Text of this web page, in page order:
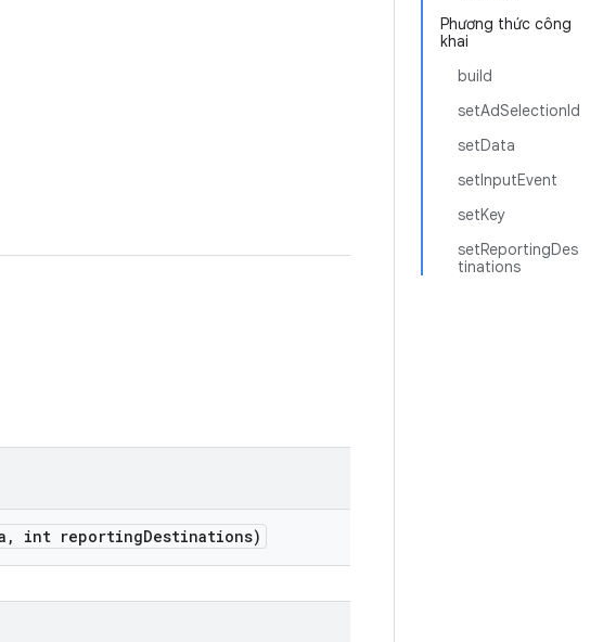
Phương thức công
khai
build
setAdSelectionId
setData
setInputEvent
setKey
setReportingDes
tinations
, int reportingDestinations)